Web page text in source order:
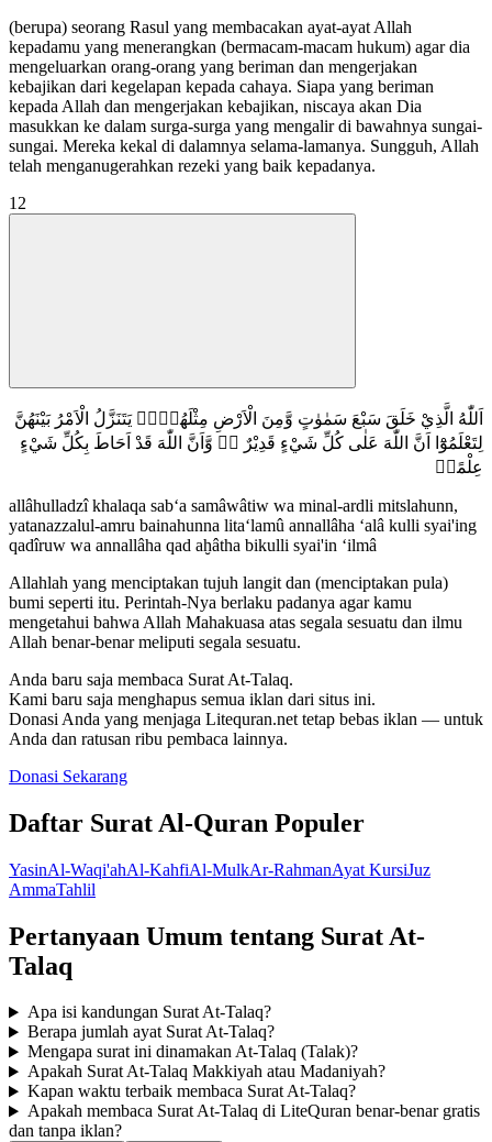
(berupa) seorang Rasul yang membacakan ayat-ayat Allah
kepadamu yang menerangkan (bermacam-macam hukum) agar dia
mengeluarkan orang-orang yang beriman dan mengerjakan
kebajikan dari kegelapan kepada cahaya. Siapa yang beriman
kepada Allah dan mengerjakan kebajikan, niscaya akan Dia
masukkan ke dalam surga-surga yang mengalir di bawahnya sungai-
sungai. Mereka kekal di dalamnya selama-lamanya. Sungguh, Allah
telah menganugerahkan rezeki yang baik kepadanya.
12
اَللّٰهُ الَّذِيْ خَلَقَ سَبْعَ سَمٰوٰتٍ وَّمِنَ الْاَرْضِ مِثْلَهُنَّۗ يَتَنَزَّلُ الْاَمْرُ بَيْنَهُنَّ
لِتَعْلَمُوْٓا اَنَّ اللّٰهَ عَلٰى كُلِّ شَيْءٍ قَدِيْرٌ ەۙ وَّاَنَّ اللّٰهَ قَدْ اَحَاطَ بِكُلِّ شَيْءٍ
عِلْمًاࣖ
allâhulladzî khalaqa sab‘a samâwâtiw wa minal-ardli mitslahunn,
yatanazzalul-amru bainahunna lita‘lamû annallâha ‘alâ kulli syai'ing
qadîruw wa annallâha qad aḫâtha bikulli syai'in ‘ilmâ
Allahlah yang menciptakan tujuh langit dan (menciptakan pula)
bumi seperti itu. Perintah-Nya berlaku padanya agar kamu
mengetahui bahwa Allah Mahakuasa atas segala sesuatu dan ilmu
Allah benar-benar meliputi segala sesuatu.
Anda baru saja membaca Surat At-Talaq.
Kami baru saja menghapus semua iklan dari situs ini.
Donasi Anda yang menjaga Litequran.net tetap bebas iklan — untuk
Anda dan ratusan ribu pembaca lainnya.
Donasi Sekarang
Daftar Surat Al-Quran Populer
YasinAl-Waqi'ahAl-KahfiAl-MulkAr-RahmanAyat KursiJuz
AmmaTahlil
Pertanyaan Umum tentang Surat At-
Talaq
Apa isi kandungan Surat At-Talaq?
Berapa jumlah ayat Surat At-Talaq?
Mengapa surat ini dinamakan At-Talaq (Talak)?
Apakah Surat At-Talaq Makkiyah atau Madaniyah?
Kapan waktu terbaik membaca Surat At-Talaq?
Apakah membaca Surat At-Talaq di LiteQuran benar-benar gratis
dan tanpa iklan?